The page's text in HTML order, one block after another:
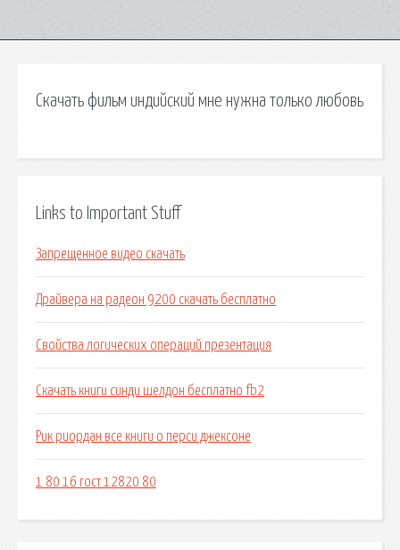
Скачать фильм индийский мне нужна только любовь
Links to Important Stuff
Запрещенное видео скачать
Драйвера на радеон 9200 скачать бесплатно
Свойства логических операций презентация
Скачать книги синди шелдон бесплатно fb2
Рик риордан все книги о перси джексоне
1 80 16 гост 12820 80